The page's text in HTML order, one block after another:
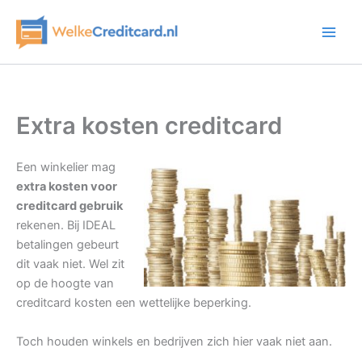
naar
inhoud
Extra kosten creditcard
Een winkelier mag
extra kosten voor
creditcard gebruik
rekenen. Bij IDEAL
betalingen gebeurt
dit vaak niet. Wel zit
op de hoogte van
creditcard kosten een wettelijke beperking.
Toch houden winkels en bedrijven zich hier vaak niet aan.